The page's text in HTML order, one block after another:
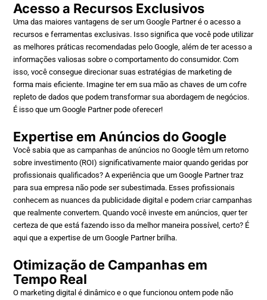
Acesso a Recursos Exclusivos
Uma das maiores vantagens de ser um Google Partner é o acesso a
recursos e ferramentas exclusivas. Isso significa que você pode utilizar
as melhores práticas recomendadas pelo Google, além de ter acesso a
informações valiosas sobre o comportamento do consumidor. Com
isso, você consegue direcionar suas estratégias de marketing de
forma mais eficiente. Imagine ter em sua mão as chaves de um cofre
repleto de dados que podem transformar sua abordagem de negócios.
É isso que um Google Partner pode oferecer!
Expertise em Anúncios do Google
Você sabia que as campanhas de anúncios no Google têm um retorno
sobre investimento (ROI) significativamente maior quando geridas por
profissionais qualificados? A experiência que um Google Partner traz
para sua empresa não pode ser subestimada. Esses profissionais
conhecem as nuances da publicidade digital e podem criar campanhas
que realmente convertem. Quando você investe em anúncios, quer ter
certeza de que está fazendo isso da melhor maneira possível, certo? É
aqui que a expertise de um Google Partner brilha.
Otimização de Campanhas em
Tempo Real
O marketing digital é dinâmico e o que funcionou ontem pode não